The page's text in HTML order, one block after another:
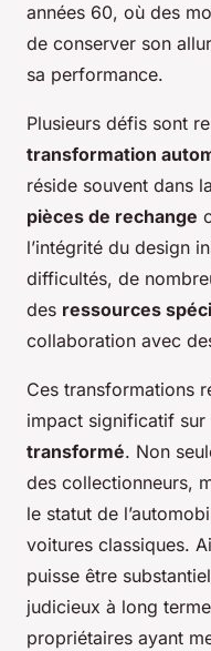
années 60, où des
de conserver son
sa performance.
Plusieurs défis sont
transformation
réside souvent dans
pièces de rechange
l’intégrité du design
difficultés, de
des ressources
collaboration avec
Ces transformations
impact significatif sur
transformé. Non
des collectionneurs,
le statut de
voitures classiques.
puisse être
judicieux à long
propriétaires ayant